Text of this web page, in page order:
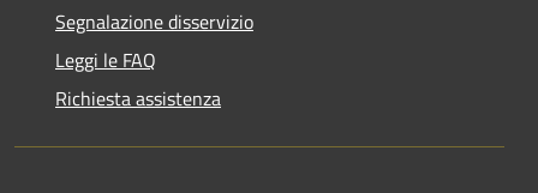
Segnalazione disservizio
Leggi le FAQ
Richiesta assistenza